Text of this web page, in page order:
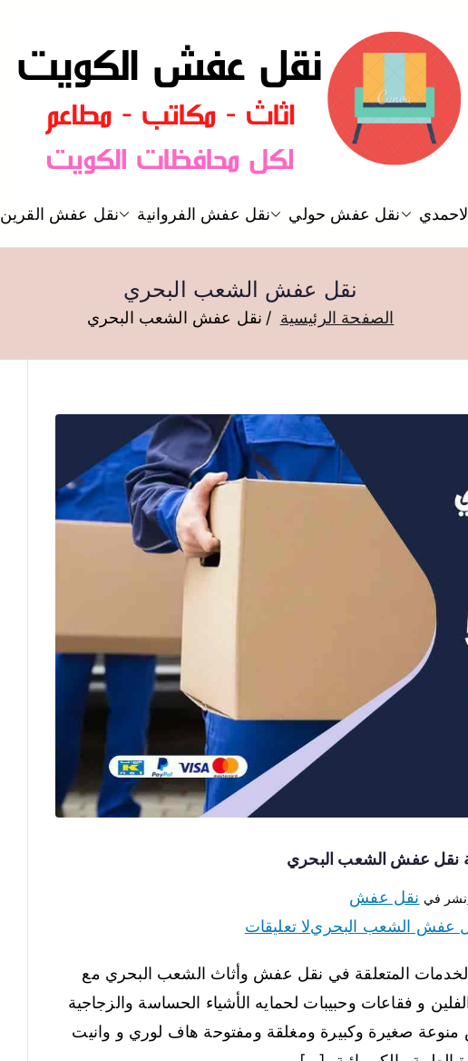
نقل عفش
نقل عفش الكويت نقل عفش حولي نقل عفش الفروانية نقل عفش القرين
نقل عفش الشعب البحري
الصفحة الرئيسية نقل عفش الشعب البحري
نشر في نقل عفش
عفش الشعب البحريلا تعليقات
المتعلقة في نقل عفش وأثاث الشعب البحري مع
و فقاعات وحبيبات لحمايه الأشياء الحساسة والزجاجية
منوعة صغيرة وكبيرة ومغلقة ومفتوحة هاف لوري و وانيت